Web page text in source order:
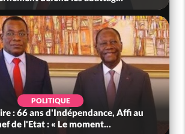
POLITIQUE
: 66 ans d'Indépendance, Affi au
de l'Etat : « Le moment...